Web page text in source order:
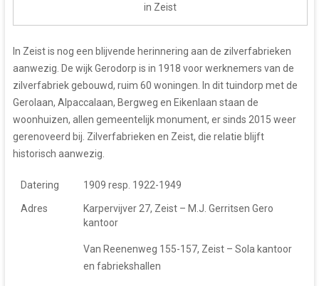
in Zeist
In Zeist is nog een blijvende herinnering aan de zilverfabrieken
aanwezig. De wijk Gerodorp is in 1918 voor werknemers van de
zilverfabriek gebouwd, ruim 60 woningen. In dit tuindorp met de
Gerolaan, Alpaccalaan, Bergweg en Eikenlaan staan de
woonhuizen, allen gemeentelijk monument, er sinds 2015 weer
gerenoveerd bij. Zilverfabrieken en Zeist, die relatie blijft
historisch aanwezig.
Datering 1909 resp. 1922-1949
Adres
Karpervijver 27, Zeist – M.J. Gerritsen Gero
kantoor
Van Reenenweg 155-157, Zeist – Sola kantoor
en fabriekshallen